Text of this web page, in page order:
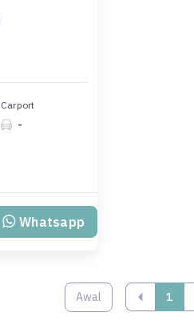
Carport
-
Whatsapp
Awal ‹ 1